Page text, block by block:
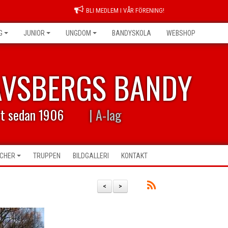
BLI MEDLEM I VÅR FÖRENING!
JUNIOR UNGDOM BANDYSKOLA WEBSHOP
BANDY
sedan 1906 | A-lag
TRUPPEN BILDGALLERI KONTAKT
>
<